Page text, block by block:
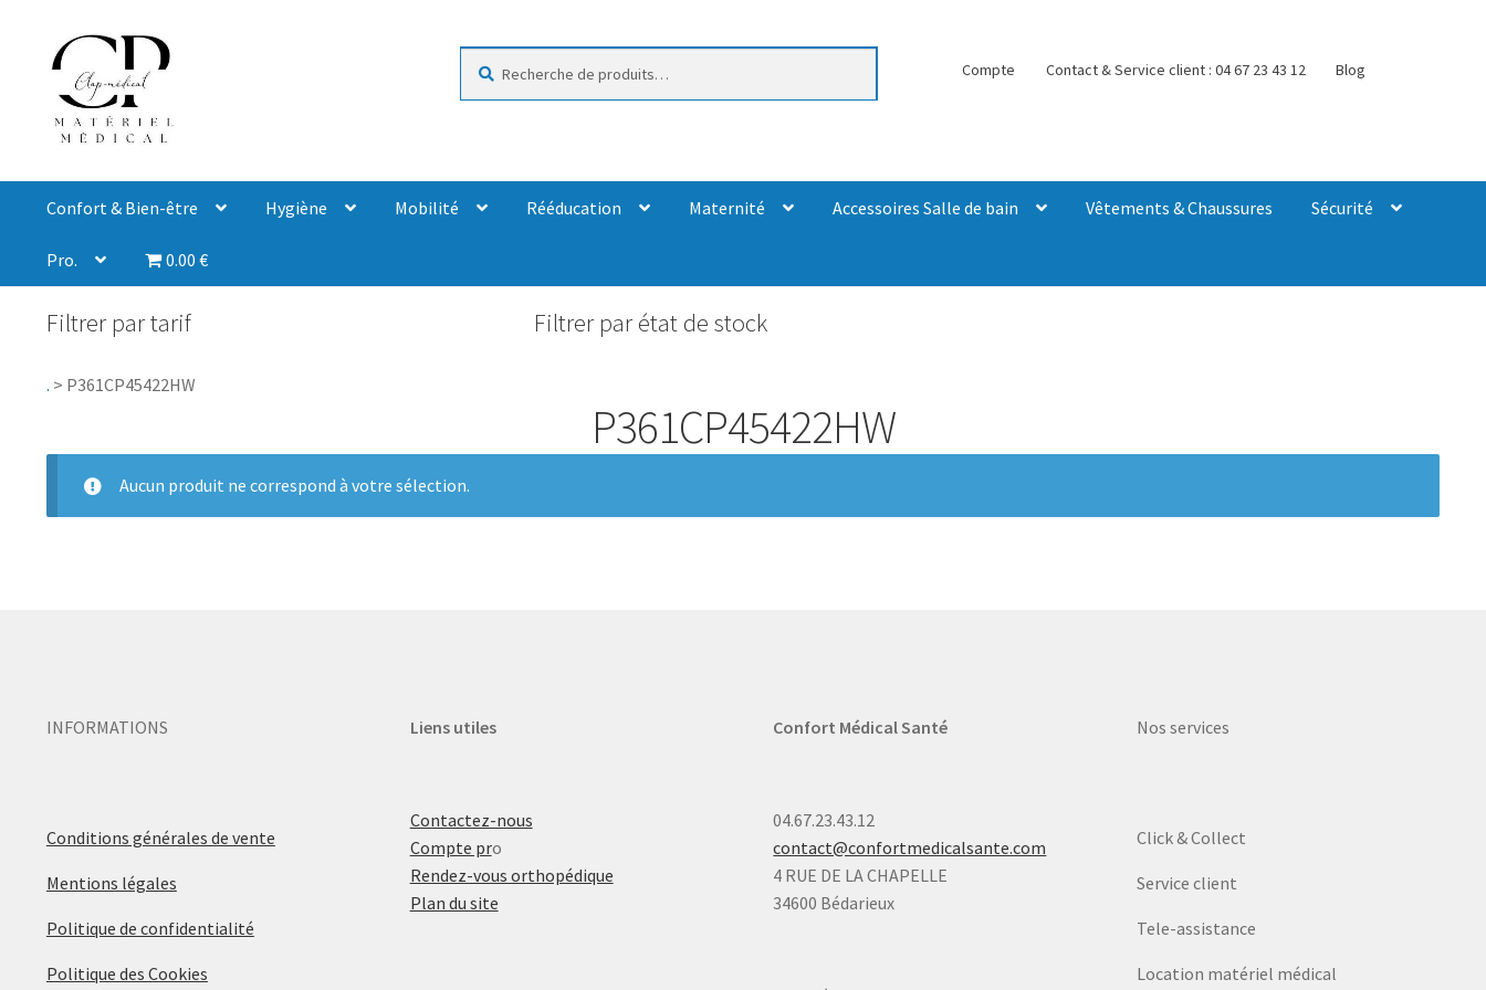
Compte Contact & Service client : 04 67 23 43 12 Blog
Confort & Bien-être Hygiène Mobilité Rééducation Maternité Accessoires Salle de bain Vêtements & Chaussures Sécurité
Pro. 0.00 €
Filtrer par tarif Filtrer par état de stock
. > P361CP45422HW
P361CP45422HW
Aucun produit ne correspond à votre sélection.
INFORMATIONS
Conditions générales de vente
Mentions légales
Politique de confidentialité
Politique des Cookies
Liens utiles
Contactez-nous
Compte pro
Rendez-vous orthopédique
Plan du site
Confort Médical Santé
04.67.23.43.12
contact@confortmedicalsante.com
4 RUE DE LA CHAPELLE
34600 Bédarieux
Nos services
Click & Collect
Service client
Tele-assistance
Location matériel médical